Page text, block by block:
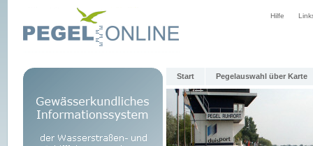
Hilfe
Start Pegelauswahl über Karte